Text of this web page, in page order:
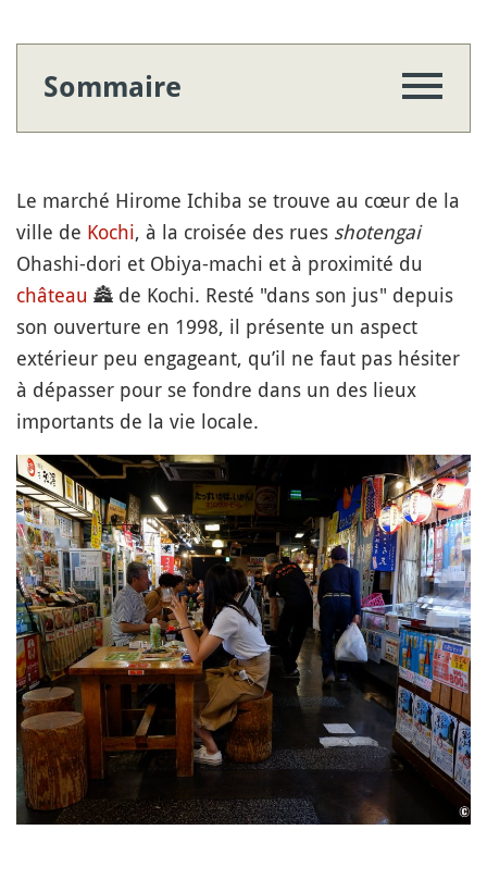
Sommaire
Le marché Hirome Ichiba se trouve au cœur de la
ville de Kochi, à la croisée des rues shotengai
Ohashi-dori et Obiya-machi et à proximité du
château 🏯 de Kochi. Resté "dans son jus" depuis
son ouverture en 1998, il présente un aspect
extérieur peu engageant, qu’il ne faut pas hésiter
à dépasser pour se fondre dans un des lieux
importants de la vie locale.